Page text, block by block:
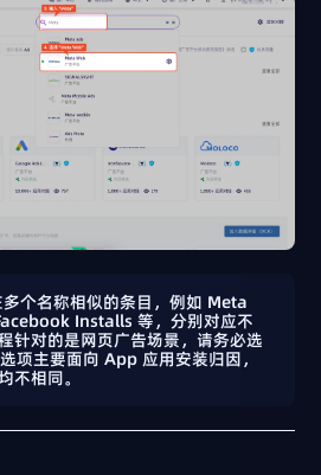
个名称相似的条目，例如 Meta
Installs 等，分别对应不
针对的是网页广告场景，请务必选
项主要面向 App 应用安装归因，
不相同。